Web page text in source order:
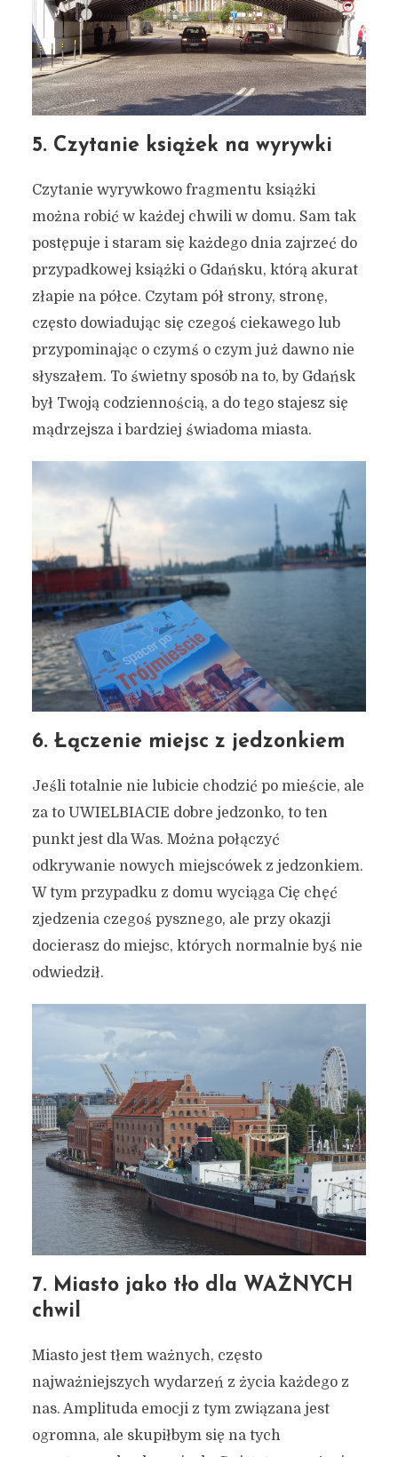
Jak zbudować relacje z
miastem? Siedem sposobów
na lepsze życie w wielkim
mieście
25 września 2025
4 min czytania
Autor:Kamil Sulewski
5. Czytanie książek na wyrywki
Czytanie wyrywkowo fragmentu książki
można robić w każdej chwili w domu. Sam tak
postępuje i staram się każdego dnia zajrzeć do
przypadkowej książki o Gdańsku, którą akurat
złapie na półce. Czytam pół strony, stronę,
często dowiadując się czegoś ciekawego lub
przypominając o czymś o czym już dawno nie
słyszałem. To świetny sposób na to, by Gdańsk
był Twoją codziennością, a do tego stajesz się
mądrzejsza i bardziej świadoma miasta.
6. Łączenie miejsc z jedzonkiem
Jeśli totalnie nie lubicie chodzić po mieście, ale
za to UWIELBIACIE dobre jedzonko, to ten
punkt jest dla Was. Można połączyć
odkrywanie nowych miejscówek z jedzonkiem.
W tym przypadku z domu wyciąga Cię chęć
zjedzenia czegoś pysznego, ale przy okazji
docierasz do miejsc, których normalnie byś nie
odwiedził.
7. Miasto jako tło dla WAŻNYCH
chwil
Miasto jest tłem ważnych, często
najważniejszych wydarzeń z życia każdego z
nas. Amplituda emocji z tym związana jest
ogromna, ale skupiłbym się na tych